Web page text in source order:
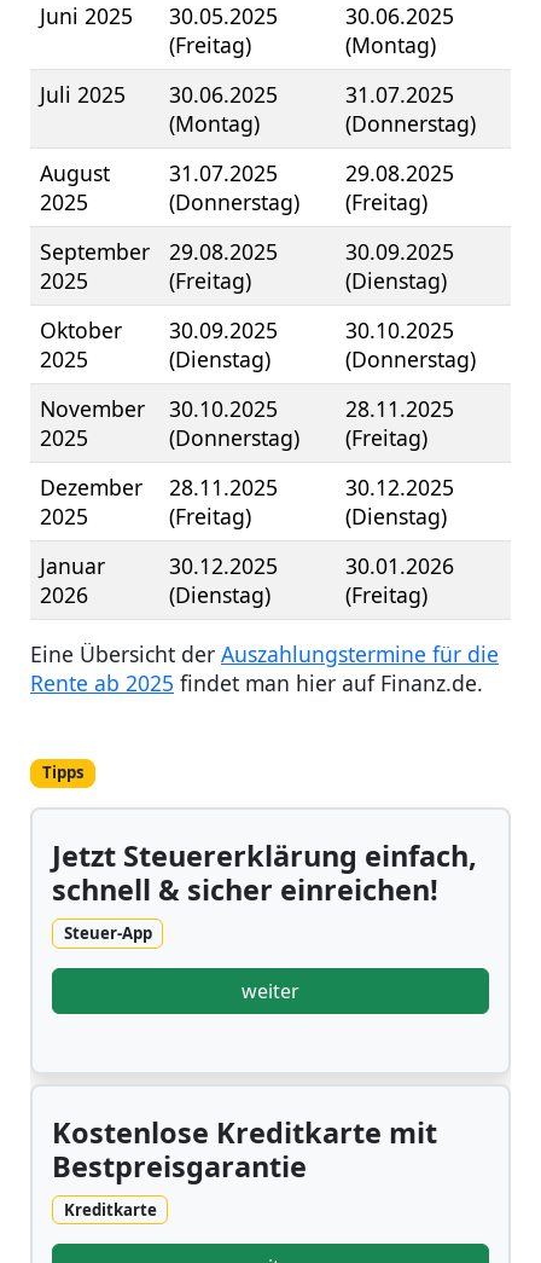
Juni 2025
30.05.2025
(Freitag)
30.06.2025
(Montag)
Juli 2025
30.06.2025
(Montag)
31.07.2025
(Donnerstag)
August
2025
31.07.2025
(Donnerstag)
29.08.2025
(Freitag)
September
2025
29.08.2025
(Freitag)
30.09.2025
(Dienstag)
Oktober
2025
30.09.2025
(Dienstag)
30.10.2025
(Donnerstag)
November
2025
30.10.2025
(Donnerstag)
28.11.2025
(Freitag)
Dezember
2025
28.11.2025
(Freitag)
30.12.2025
(Dienstag)
Januar
2026
30.12.2025
(Dienstag)
30.01.2026
(Freitag)
Eine Übersicht der Auszahlungstermine für die
Rente ab 2025 findet man hier auf Finanz.de.
Tipps
Jetzt Steuererklärung einfach,
schnell & sicher einreichen!
Steuer-App
weiter
Kostenlose Kreditkarte mit
Bestpreisgarantie
Kreditkarte